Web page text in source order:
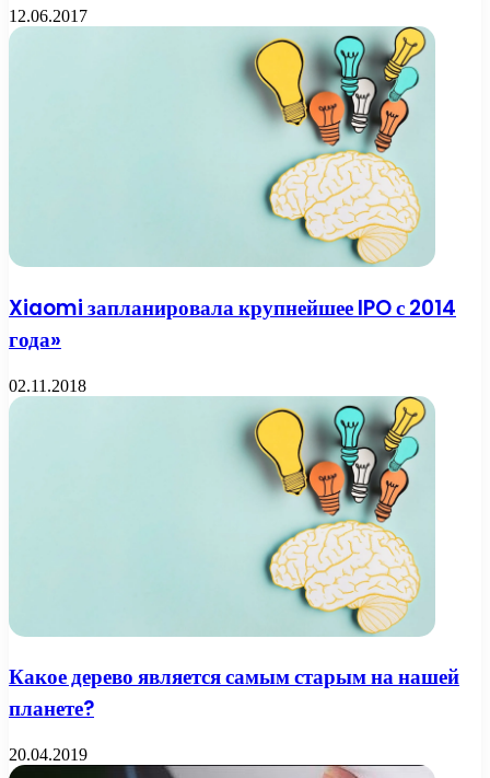
12.06.2017
Xiaomi запланировала крупнейшее IPO с 2014
года»
02.11.2018
Какое дерево является самым старым на нашей
планете?
20.04.2019